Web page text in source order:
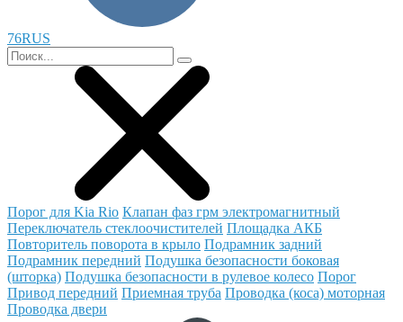
76RUS
Порог для Kia Rio Клапан фаз грм электромагнитный
Переключатель стеклоочистителей Площадка АКБ
Повторитель поворота в крыло Подрамник задний
Подрамник передний Подушка безопасности боковая
(шторка) Подушка безопасности в рулевое колесо Порог
Привод передний Приемная труба Проводка (коса) моторная
Проводка двери